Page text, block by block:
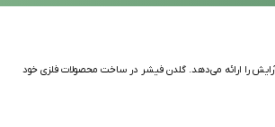
آرایش را ارائه می‌دهد. گلدن فیشر در ساخت محصولات فلزی خود